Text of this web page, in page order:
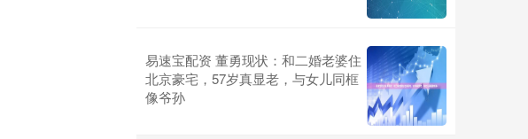
易速宝配资 董勇现状：和二婚老婆住
北京豪宅，57岁真显老，与女儿同框
像爷孙